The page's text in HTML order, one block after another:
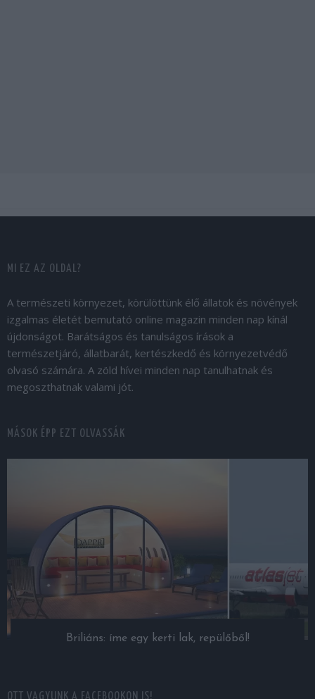
MI EZ AZ OLDAL?
A természeti környezet, körülöttünk élő állatok és növények
izgalmas életét bemutató online magazin minden nap kínál
újdonságot. Barátságos és tanulságos írások a
természetjáró, állatbarát, kertészkedő és környezetvédő
olvasó számára. A zöld hívei minden nap tanulhatnak és
megoszthatnak valami jót.
MÁSOK ÉPP EZT OLVASSÁK
Briliáns: íme egy kerti lak, repülőből!